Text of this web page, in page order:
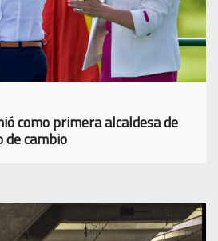
como primera alcaldesa de
de cambio